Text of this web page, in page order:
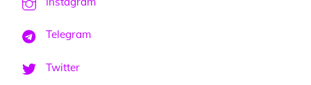
Telegram
Twitter